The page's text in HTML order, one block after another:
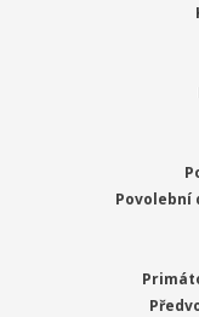
Povolební